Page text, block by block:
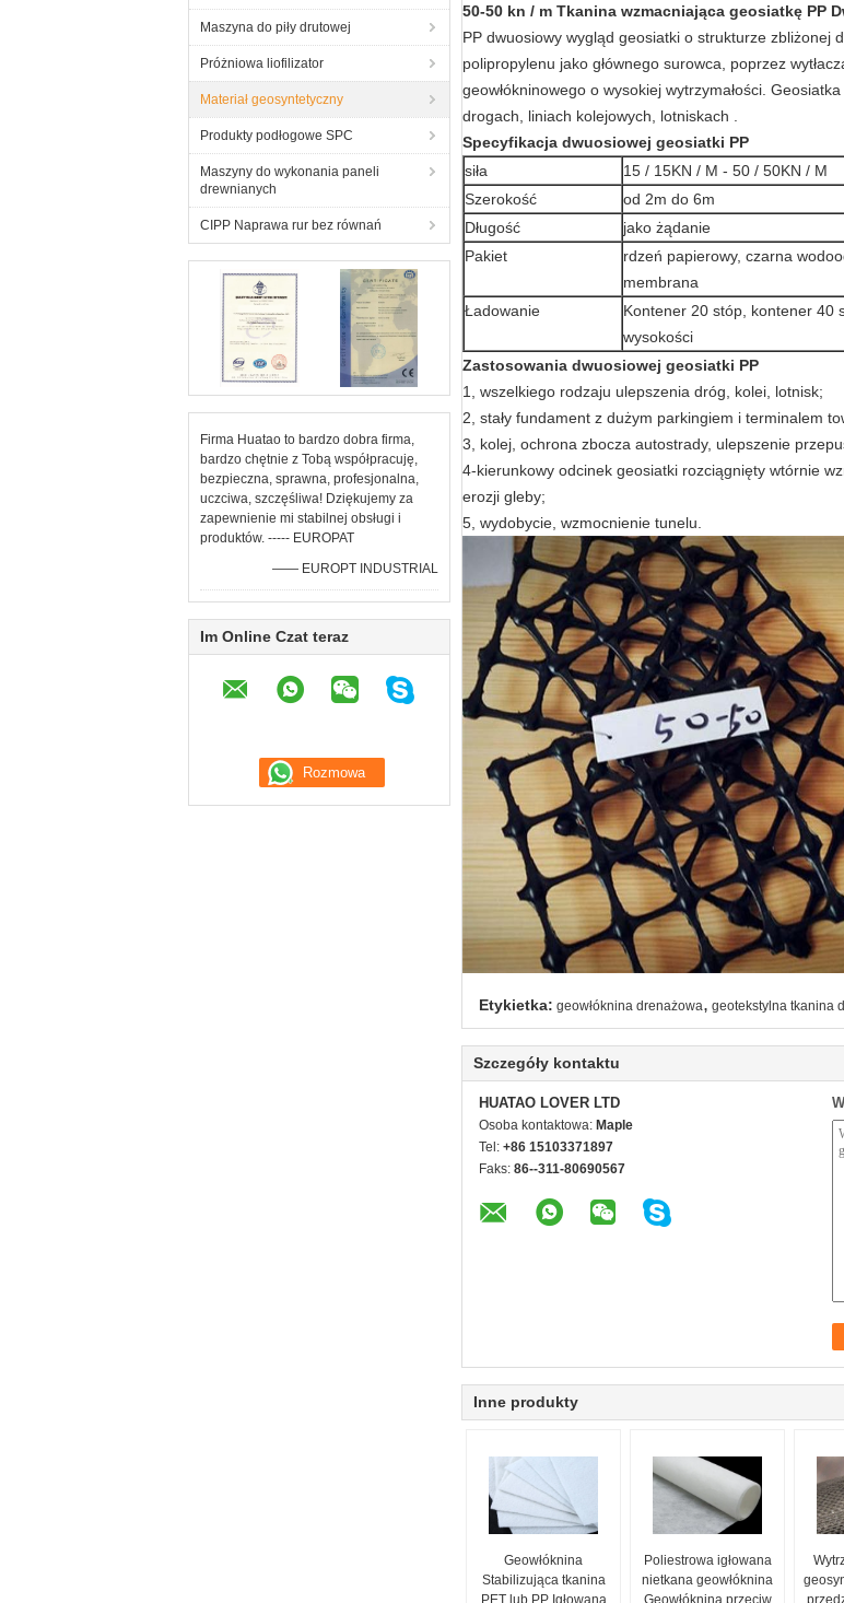
Maszyna do piły drutowej
Próżniowa liofilizator
Materiał geosyntetyczny
Produkty podłogowe SPC
Maszyny do wykonania paneli
drewnianych
CIPP Naprawa rur bez równań
Firma Huatao to bardzo dobra firma,
bardzo chętnie z Tobą współpracuję,
bezpieczna, sprawna, profesjonalna,
uczciwa, szczęśliwa! Dziękujemy za
zapewnienie mi stabilnej obsługi i
produktów. ----- EUROPAT
—— EUROPT INDUSTRIAL
Im Online Czat teraz
50-50 kn / m Tkanina wzmacniająca geosiatkę PP
PP dwuosiowy wygląd geosiatki o strukturze zbliżonej
polipropylenu jako głównego surowca, poprzez
geowłókninowego o wysokiej wytrzymałości.
drogach, liniach kolejowych, lotniskach
Specyfikacja dwuosiowej geosiatki PP
siła
15 / 15KN / M - 50 / 50KN / M
Szerokość
od 2m do 6m
Długość
jako żądanie
Pakiet
rdzeń papierowy, czarna
membrana
Ładowanie
Kontener 20 stóp, kontener 40
wysokości
Zastosowania dwuosiowej geosiatki PP
1, wszelkiego rodzaju ulepszenia dróg, kolei, lotnisk;
2, stały fundament z dużym parkingiem i terminalem
3, kolej, ochrona zbocza autostrady, ulepszenie
4-kierunkowy odcinek geosiatki rozciągnięty wtórnie
erozji gleby;
5, wydobycie, wzmocnienie tunelu.
Etykietka: geowłóknina drenażowa, geotekstylna tkanina
Szczegóły kontaktu
HUATAO LOVER LTD
Osoba kontaktowa: Maple
Tel: +86 15103371897
Faks: 86--311-80690567
Inne produkty
Geowłóknina
Stabilizująca tkanina
PET lub PP Igłowana
Poliestrowa igłowana
nietkana geowłóknina
Geowłóknina przeciw